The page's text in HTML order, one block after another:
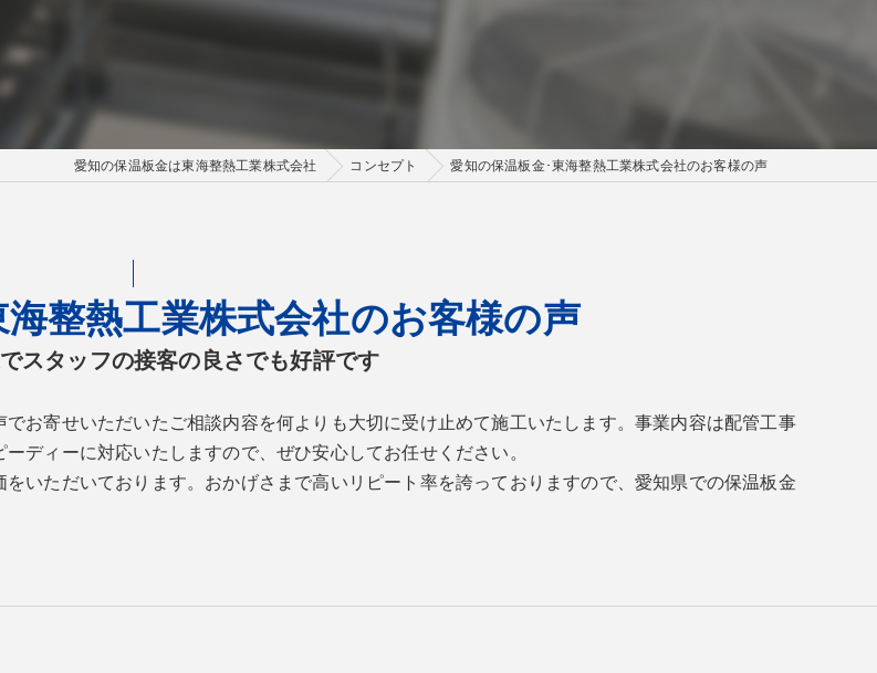
愛知の保温板金は東海整熱工業株式会社 コンセプト 愛知の保温板金･東海整熱工業株式会社のお客様の声
スタッフの接客の良さでも好評です
整熱工業株式会社のお客様の声
お寄せいただいたご相談内容を何よりも大切に受け止めて施工いたします。事業内容は配管工事
ディーに対応いたしますので、ぜひ安心してお任せください。
いただいております。おかげさまで高いリピート率を誇っておりますので、愛知県での保温板金